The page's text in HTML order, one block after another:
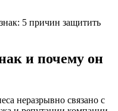
и почему он